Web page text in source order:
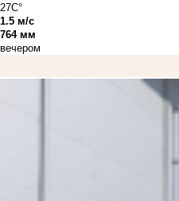
27C°
1.5 м/с
764 мм
вечером